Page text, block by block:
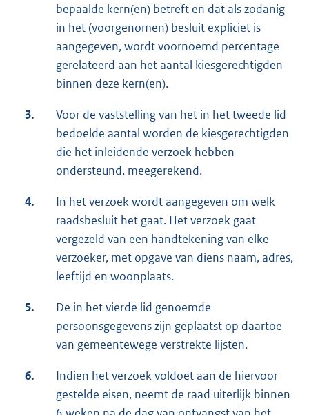
bepaalde kern(en) betreft en dat als zodanig
in het (voorgenomen) besluit expliciet is
aangegeven, wordt voornoemd percentage
gerelateerd aan het aantal kiesgerechtigden
binnen deze kern(en).
3.
Voor de vaststelling van het in het tweede lid
bedoelde aantal worden de kiesgerechtigden
die het inleidende verzoek hebben
ondersteund, meegerekend.
4.
In het verzoek wordt aangegeven om welk
raadsbesluit het gaat. Het verzoek gaat
vergezeld van een handtekening van elke
verzoeker, met opgave van diens naam, adres,
leeftijd en woonplaats.
5.
De in het vierde lid genoemde
persoonsgegevens zijn geplaatst op daartoe
van gemeentewege verstrekte lijsten.
6.
Indien het verzoek voldoet aan de hiervoor
gestelde eisen, neemt de raad uiterlijk binnen